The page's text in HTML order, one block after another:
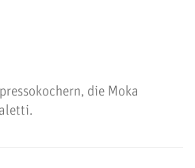
die Moka